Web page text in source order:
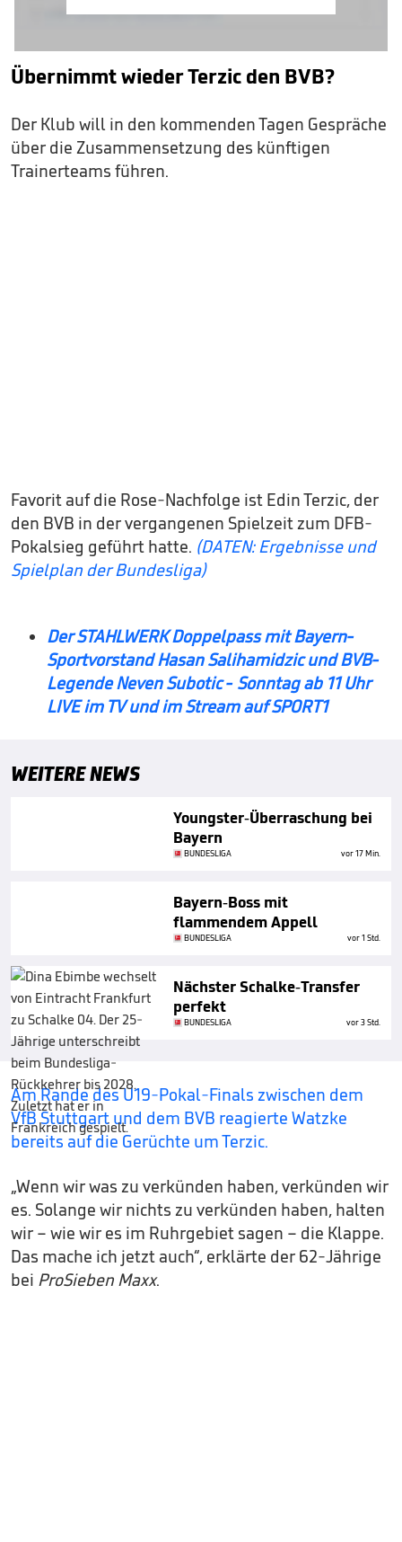
Übernimmt wieder Terzic den BVB?
Der Klub will in den kommenden Tagen Gespräche
über die Zusammensetzung des künftigen
Trainerteams führen.
Favorit auf die Rose-Nachfolge ist Edin Terzic, der
den BVB in der vergangenen Spielzeit zum DFB-
Pokalsieg geführt hatte. (DATEN: Ergebnisse und
Spielplan der Bundesliga)
Der STAHLWERK Doppelpass mit Bayern-
Sportvorstand Hasan Salihamidzic und BVB-
Legende Neven Subotic - Sonntag ab 11 Uhr
LIVE im TV und im Stream auf SPORT1
WEITERE NEWS
Youngster-Überraschung bei
Bayern
BUNDESLIGA vor 17 Min.
Bayern-Boss mit
flammendem Appell
BUNDESLIGA vor 1 Std.
Nächster Schalke-Transfer
perfekt
BUNDESLIGA vor 3 Std.
Am Rande des U19-Pokal-Finals zwischen dem
VfB Stuttgart und dem BVB reagierte Watzke
bereits auf die Gerüchte um Terzic.
„Wenn wir was zu verkünden haben, verkünden wir
es. Solange wir nichts zu verkünden haben, halten
wir – wie wir es im Ruhrgebiet sagen – die Klappe.
Das mache ich jetzt auch“, erklärte der 62-Jährige
bei ProSieben Maxx.